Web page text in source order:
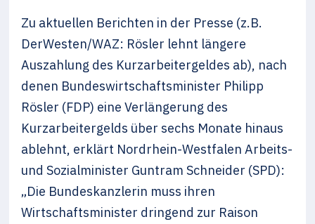
Zu aktuellen Berichten in der Presse (z.B.
DerWesten/WAZ: Rösler lehnt längere
Auszahlung des Kurzarbeitergeldes ab), nach
denen Bundeswirtschaftsminister Philipp
Rösler (FDP) eine Verlängerung des
Kurzarbeitergelds über sechs Monate hinaus
ablehnt, erklärt Nordrhein-Westfalen Arbeits-
und Sozialminister Guntram Schneider (SPD):
„Die Bundeskanzlerin muss ihren
Wirtschaftsminister dringend zur Raison